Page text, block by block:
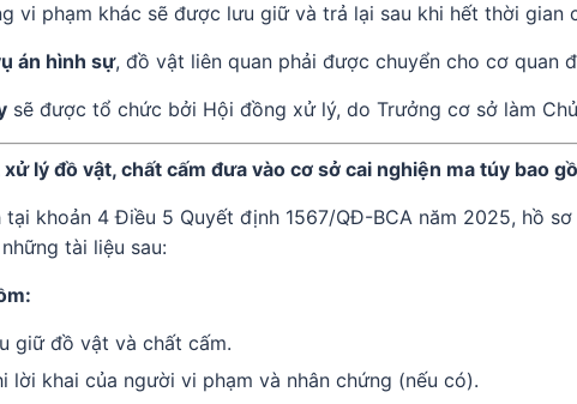
vi phạm khác sẽ được lưu giữ và trả lại sau khi hết thời gian
án hình sự, đồ vật liên quan phải được chuyển cho cơ quan
sẽ được tổ chức bởi Hội đồng xử lý, do Trưởng cơ sở làm
lý đồ vật, chất cấm đưa vào cơ sở cai nghiện ma túy bao
tại khoản 4 Điều 5 Quyết định 1567/QĐ-BCA năm 2025, hồ
tài liệu sau:
giữ đồ vật và chất cấm.
lời khai của người vi phạm và nhân chứng (nếu có).